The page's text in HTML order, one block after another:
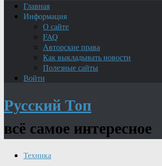
Главная
Информация
О сайте
FAQ
Авторские права
Как выкладывать новости
Полезные сайты
Войти
Русский Топ
всё самое интересное
Техника